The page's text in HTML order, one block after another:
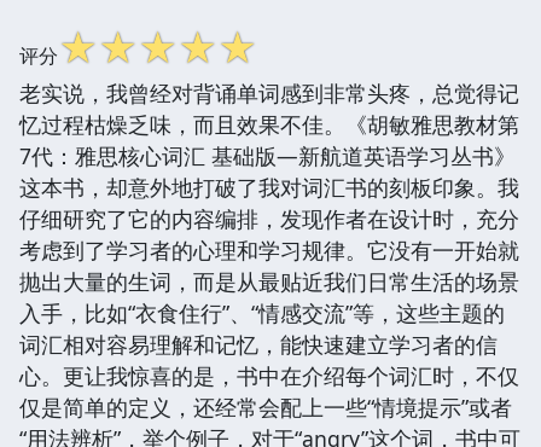
评分☆☆☆☆☆
老实说，我曾经对背诵单词感到非常头疼，总觉得记
忆过程枯燥乏味，而且效果不佳。《胡敏雅思教材第
7代：雅思核心词汇 基础版—新航道英语学习丛书》
这本书，却意外地打破了我对词汇书的刻板印象。我
仔细研究了它的内容编排，发现作者在设计时，充分
考虑到了学习者的心理和学习规律。它没有一开始就
抛出大量的生词，而是从最贴近我们日常生活的场景
入手，比如“衣食住行”、“情感交流”等，这些主题的
词汇相对容易理解和记忆，能快速建立学习者的信
心。更让我惊喜的是，书中在介绍每个词汇时，不仅
仅是简单的定义，还经常会配上一些“情境提示”或者
“用法辨析”，举个例子，对于“angry”这个词，书中可